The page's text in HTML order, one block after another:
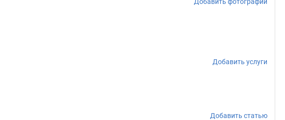
Добавить услуги
Добавить статью